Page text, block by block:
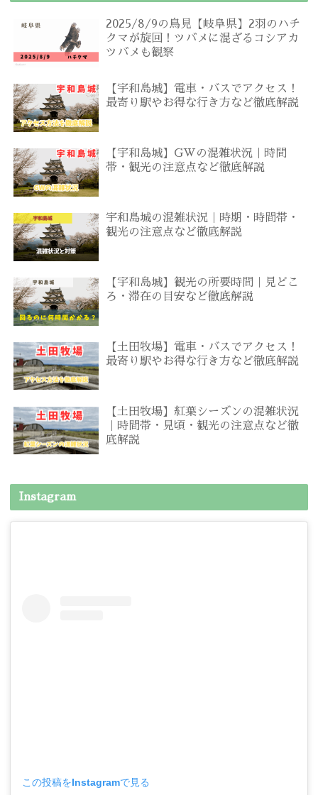
2025/8/9の鳥見【岐阜県】2羽のハチ
クマが旋回！ツバメに混ざるコシアカ
ツバメも観察
【宇和島城】電車・バスでアクセス！
最寄り駅やお得な行き方など徹底解説
【宇和島城】GWの混雑状況｜時間
帯・観光の注意点など徹底解説
宇和島城の混雑状況｜時期・時間帯・
観光の注意点など徹底解説
【宇和島城】観光の所要時間｜見どこ
ろ・滞在の目安など徹底解説
【土田牧場】電車・バスでアクセス！
最寄り駅やお得な行き方など徹底解説
【土田牧場】紅葉シーズンの混雑状況
｜時間帯・見頃・観光の注意点など徹
底解説
Instagram
この投稿をInstagramで見る